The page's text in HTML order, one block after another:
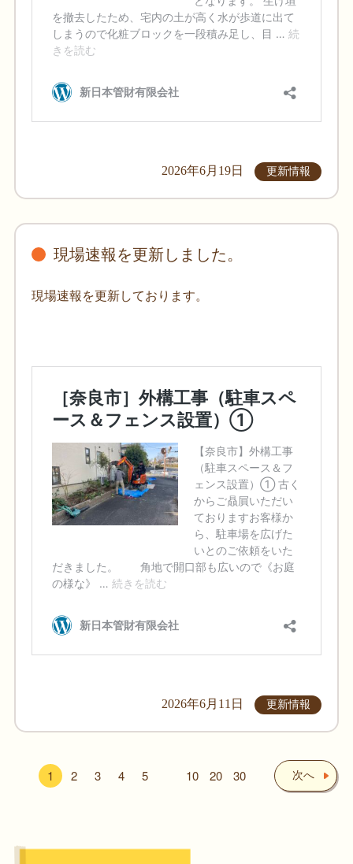
2026年6月19日 更新情報
現場速報を更新しました。
現場速報を更新しております。
2026年6月11日 更新情報
1 2 3 4 5 10 20 30 次へ